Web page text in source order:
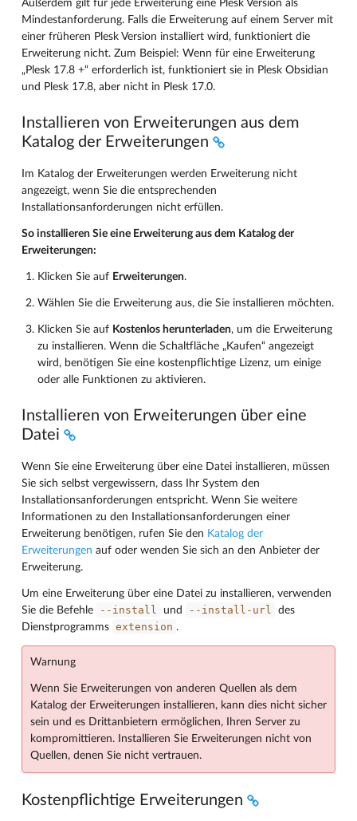
Außerdem gilt für jede Erweiterung eine Plesk Version als
Mindestanforderung. Falls die Erweiterung auf einem Server mit
einer früheren Plesk Version installiert wird, funktioniert die
Erweiterung nicht. Zum Beispiel: Wenn für eine Erweiterung
„Plesk 17.8 +“ erforderlich ist, funktioniert sie in Plesk Obsidian
und Plesk 17.8, aber nicht in Plesk 17.0.
Installieren von Erweiterungen aus dem
Katalog der Erweiterungen
Im Katalog der Erweiterungen werden Erweiterung nicht
angezeigt, wenn Sie die entsprechenden
Installationsanforderungen nicht erfüllen.
So installieren Sie eine Erweiterung aus dem Katalog der
Erweiterungen:
Klicken Sie auf Erweiterungen.
Wählen Sie die Erweiterung aus, die Sie installieren möchten.
Klicken Sie auf Kostenlos herunterladen, um die Erweiterung
zu installieren. Wenn die Schaltfläche „Kaufen“ angezeigt
wird, benötigen Sie eine kostenpflichtige Lizenz, um einige
oder alle Funktionen zu aktivieren.
Installieren von Erweiterungen über eine
Datei
Wenn Sie eine Erweiterung über eine Datei installieren, müssen
Sie sich selbst vergewissern, dass Ihr System den
Installationsanforderungen entspricht. Wenn Sie weitere
Informationen zu den Installationsanforderungen einer
Erweiterung benötigen, rufen Sie den Katalog der
Erweiterungen auf oder wenden Sie sich an den Anbieter der
Erweiterung.
Um eine Erweiterung über eine Datei zu installieren, verwenden
Sie die Befehle
--install und --install-url
des
Dienstprogramms extension .
Warnung
Wenn Sie Erweiterungen von anderen Quellen als dem
Katalog der Erweiterungen installieren, kann dies nicht sicher
sein und es Drittanbietern ermöglichen, Ihren Server zu
kompromittieren. Installieren Sie Erweiterungen nicht von
Quellen, denen Sie nicht vertrauen.
Kostenpflichtige Erweiterungen